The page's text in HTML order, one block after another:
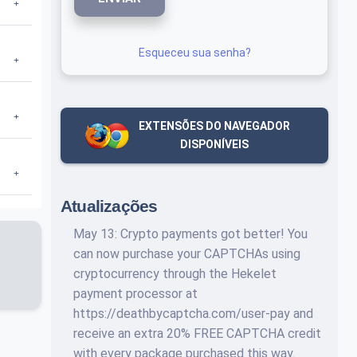
Esqueceu sua senha?
EXTENSÕES DO NAVEGADOR
DISPONÍVEIS
Atualizações
May 13: Crypto payments got better! You
can now purchase your CAPTCHAs using
cryptocurrency through the Hekelet
payment processor at
https://deathbycaptcha.com/user-pay and
receive an extra 20% FREE CAPTCHA credit
with every package purchased this way.